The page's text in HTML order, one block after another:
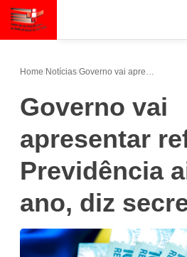
Home/Notícias/
Governo vai
apresentar
Previdência
ano, diz